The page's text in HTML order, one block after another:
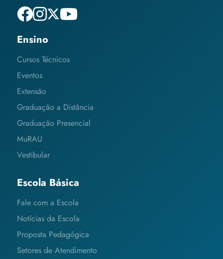
Ensino
Cursos Técnicos
Eventos
Extensão
Graduação a Distância
Graduação Presencial
MuRAU
Vestibular
Escola Básica
Fale com a Escola
Notícias da Escola
Proposta Pedagógica
Setores de Atendimento